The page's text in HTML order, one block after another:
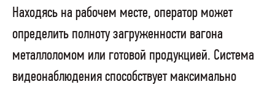
Находясь на рабочем месте, оператор может
определить полноту загруженности вагона
металлоломом или готовой продукцией. Система
видеонаблюдения способствует максимально